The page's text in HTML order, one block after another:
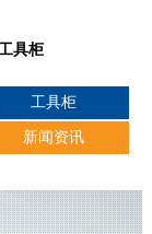
具柜
工具柜
新闻资讯